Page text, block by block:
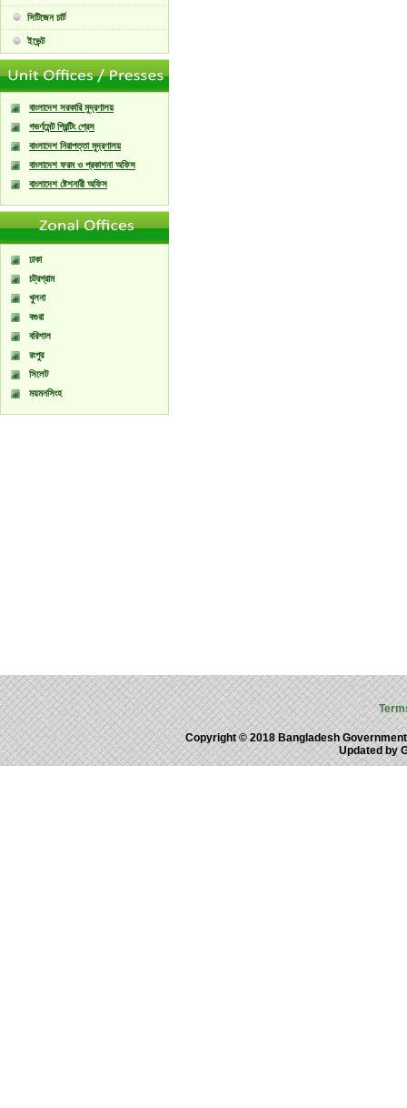
সিটিজেন চার্ট
ইভেন্ট
বাংলাদেশ সরকারি মুদ্রণালয়
গভর্ণমেন্ট প্রিন্টিং প্রেস
বাংলাদেশ নিরাপত্তা মুদ্রণালয়
বাংলাদেশ ফরম ও প্রকাশনা অফিস
বাংলাদেশ ষ্টেশনারী অফিস
ঢাকা
চট্রগ্রাম
খুলনা
বগুরা
বরিশাল
রংপুর
সিলেট
ময়মনসিংহ
Copyright © 2018 Bangladesh
Updated by